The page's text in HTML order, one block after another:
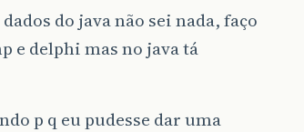
do java não sei nada, faço
e delphi mas no java tá
p q eu pudesse dar uma